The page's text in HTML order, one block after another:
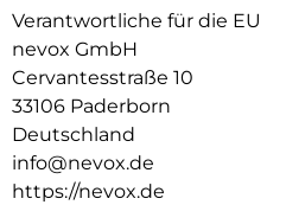
Verantwortliche für die EU
nevox GmbH
Cervantesstraße 10
33106 Paderborn
Deutschland
info@nevox.de
https://nevox.de